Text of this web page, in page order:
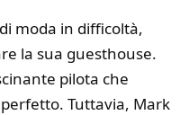
moda in difficoltà,
la sua guesthouse.
pilota che
Tuttavia, Mark